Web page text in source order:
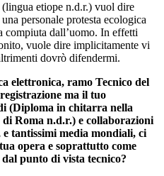
etiope n.d.r.) vuol dire
personale protesta ecologica
compiuta dall’uomo. In effetti
vuole dire implicitamente vi
dovrò difendermi.
elettronica, ramo Tecnico del
ma il tuo
(Diploma in chitarra nella
Roma n.d.r.) e collaborazioni
tantissimi media mondiali, ci
opera e soprattutto come
punto di vista tecnico?